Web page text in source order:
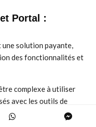
Portal :
solution payante,
des fonctionnalités et
complexe à utiliser
avec les outils de